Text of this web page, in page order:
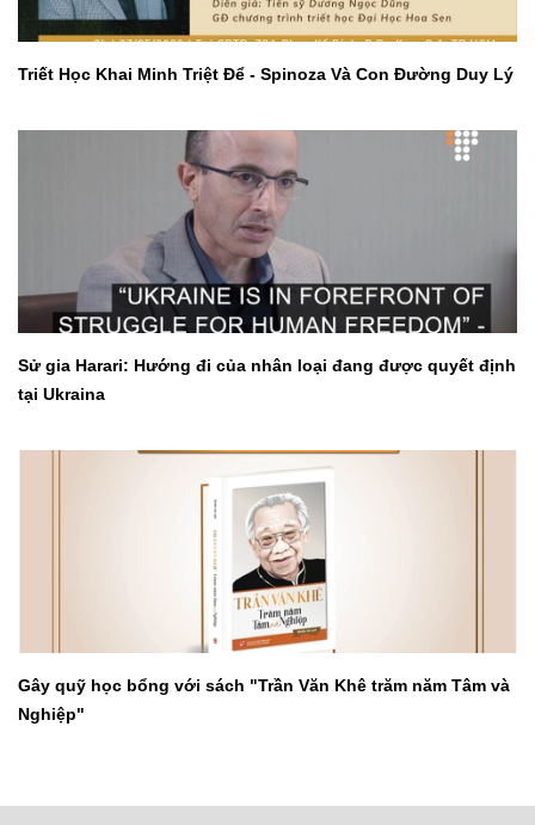
Triết Học Khai Minh Triệt Để - Spinoza Và Con Đường Duy Lý
Sử gia Harari: Hướng đi của nhân loại đang được quyết định
tại Ukraina
Gây quỹ học bổng với sách "Trần Văn Khê trăm năm Tâm và
Nghiệp"